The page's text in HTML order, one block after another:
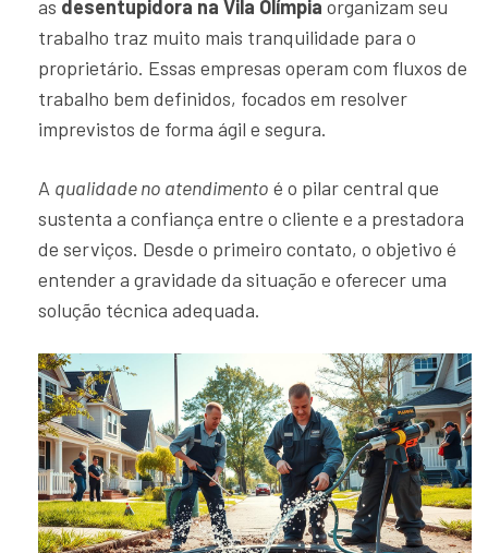
as desentupidora na Vila Olímpia organizam seu
trabalho traz muito mais tranquilidade para o
proprietário. Essas empresas operam com fluxos de
trabalho bem definidos, focados em resolver
imprevistos de forma ágil e segura.
A qualidade no atendimento é o pilar central que
sustenta a confiança entre o cliente e a prestadora
de serviços. Desde o primeiro contato, o objetivo é
entender a gravidade da situação e oferecer uma
solução técnica adequada.